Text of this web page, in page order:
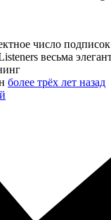
число
весьма
более трёх лет назад